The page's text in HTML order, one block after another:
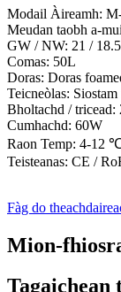
Modail Àireamh:
Meudan taobh a-
GW / NW: 21 /
Comas: 50L
Doras: Doras
Teicneòlas:
Bholtachd /
Cumhachd: 60W
Raon Temp: 4-12
Teisteanas: CE /
Fàg do
Mion-
Tagaichean